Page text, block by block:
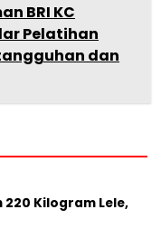
BRI KC
Pelatihan
dan
220 Kilogram Lele,